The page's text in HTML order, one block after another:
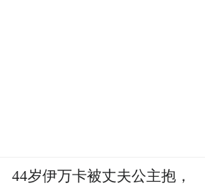
44岁伊万卡被丈夫公主抱，